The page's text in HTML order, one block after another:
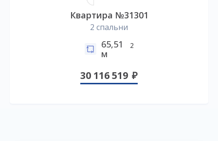
Квартира №31301
2 спальни
65,51
м
2
30 116 519